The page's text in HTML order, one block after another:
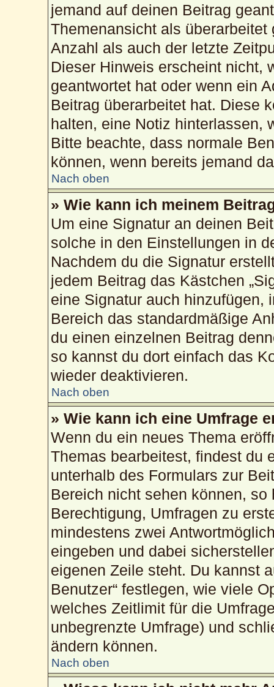
jemand auf deinen Beitrag
Themenansicht als
Anzahl als auch der letzte
Dieser Hinweis erscheint nicht,
geantwortet hat oder wenn ein
Beitrag überarbeitet hat. Diese
halten, eine Notiz hinterlassen,
Bitte beachte, dass normale
können, wenn bereits jemand
Nach oben
» Wie kann ich meinem
Um eine Signatur an deinen
solche in den Einstellungen in
Nachdem du die Signatur
jedem Beitrag das Kästchen
eine Signatur auch hinzufügen,
Bereich das standardmäßige
du einen einzelnen Beitrag
so kannst du dort einfach das
wieder deaktivieren.
Nach oben
» Wie kann ich eine Umfrage
Wenn du ein neues Thema
Themas bearbeitest, findest du
unterhalb des Formulars zur
Bereich nicht sehen können,
Berechtigung, Umfragen zu
mindestens zwei
eingeben und dabei
eigenen Zeile steht. Du kannst
Benutzer“ festlegen, wie viele
welches Zeitlimit für die
unbegrenzte Umfrage) und
ändern können.
Nach oben